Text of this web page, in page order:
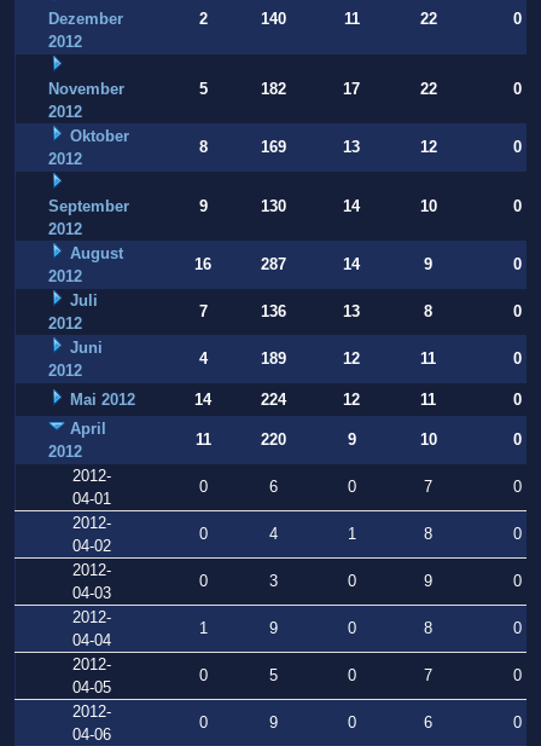
Dezember
2012
2 140 11 22 0
November
2012
5 182 17 22 0
Oktober
2012
8 169 13 12 0
September
2012
9 130 14 10 0
August
2012
16 287 14 9
0
Juli
2012
7 136 13 8
0
Juni
2012
4 189 12 11 0
Mai 2012 14 224 12 11
0
April
2012
11 220 9 10
0
2012-
04-01
0 6 0 7
0
2012-
04-02
0 4 1 8
0
2012-
04-03
0 3 0 9
0
2012-
04-04
1 9 0 8
0
2012-
04-05
0 5 0 7
0
2012-
04-06
0 9 0 6
0